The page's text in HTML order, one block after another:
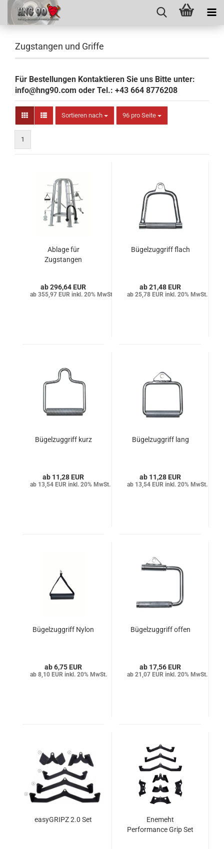
Zugstangen und Griffe
Für Bestellungen Kontaktieren Sie uns Bitte unter:
info@hng90.com oder Tel.: +43 664 8776208
Sortieren nach
Sortieren nach 96 pro Seite
pro Seite
1
Ablage für
Zugstangen
296,64 EUR
355,97 EUR inkl. 20% MwSt.
Bügelzuggriff flach
21,48 EUR
25,78 EUR inkl. 20% MwSt.
Bügelzuggriff kurz
11,28 EUR
13,54 EUR inkl. 20% MwSt.
Bügelzuggriff lang
11,28 EUR
13,54 EUR inkl. 20% MwSt.
Bügelzuggriff Nylon
6,75 EUR
8,10 EUR inkl. 20% MwSt.
Bügelzuggriff offen
17,56 EUR
21,07 EUR inkl. 20% MwSt.
easyGRIPZ 2.0 Set
Enemeht
Performance Grip Set